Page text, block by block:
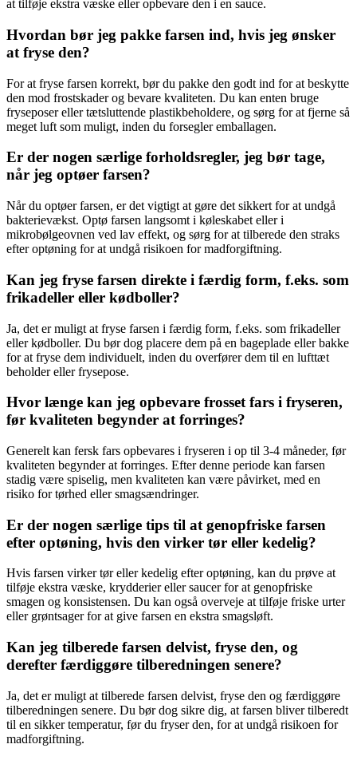
at tilføje ekstra væske eller opbevare den i en sauce.
Hvordan bør jeg pakke farsen ind, hvis jeg ønsker
at fryse den?
For at fryse farsen korrekt, bør du pakke den godt ind for at beskytte
den mod frostskader og bevare kvaliteten. Du kan enten bruge
fryseposer eller tætsluttende plastikbeholdere, og sørg for at fjerne så
meget luft som muligt, inden du forsegler emballagen.
Er der nogen særlige forholdsregler, jeg bør tage,
når jeg optøer farsen?
Når du optøer farsen, er det vigtigt at gøre det sikkert for at undgå
bakterievækst. Optø farsen langsomt i køleskabet eller i
mikrobølgeovnen ved lav effekt, og sørg for at tilberede den straks
efter optøning for at undgå risikoen for madforgiftning.
Kan jeg fryse farsen direkte i færdig form, f.eks. som
frikadeller eller kødboller?
Ja, det er muligt at fryse farsen i færdig form, f.eks. som frikadeller
eller kødboller. Du bør dog placere dem på en bageplade eller bakke
for at fryse dem individuelt, inden du overfører dem til en lufttæt
beholder eller frysepose.
Hvor længe kan jeg opbevare frosset fars i fryseren,
før kvaliteten begynder at forringes?
Generelt kan fersk fars opbevares i fryseren i op til 3-4 måneder, før
kvaliteten begynder at forringes. Efter denne periode kan farsen
stadig være spiselig, men kvaliteten kan være påvirket, med en
risiko for tørhed eller smagsændringer.
Er der nogen særlige tips til at genopfriske farsen
efter optøning, hvis den virker tør eller kedelig?
Hvis farsen virker tør eller kedelig efter optøning, kan du prøve at
tilføje ekstra væske, krydderier eller saucer for at genopfriske
smagen og konsistensen. Du kan også overveje at tilføje friske urter
eller grøntsager for at give farsen en ekstra smagsløft.
Kan jeg tilberede farsen delvist, fryse den, og
derefter færdiggøre tilberedningen senere?
Ja, det er muligt at tilberede farsen delvist, fryse den og færdiggøre
tilberedningen senere. Du bør dog sikre dig, at farsen bliver tilberedt
til en sikker temperatur, før du fryser den, for at undgå risikoen for
madforgiftning.